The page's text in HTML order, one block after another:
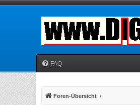
FAQ
Foren-Übersicht